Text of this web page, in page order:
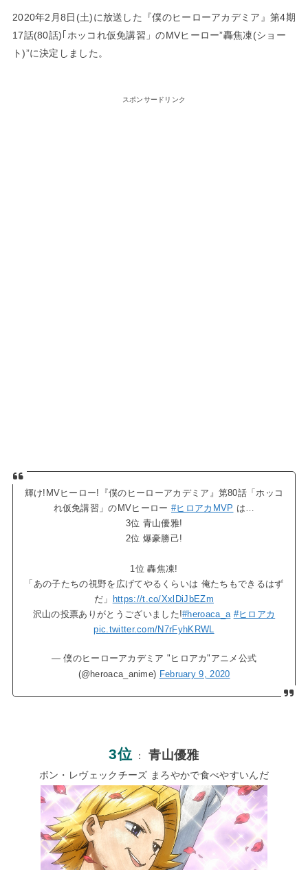
2020年2月8日(土)に放送した『僕のヒーローアカデミア』第4期
17話(80話)｢ホッコれ仮免講習」のMVヒーロー”轟焦凍(ショー
ト)”に決定しました。
スポンサードリンク
輝け!MVヒーロー!『僕のヒーローアカデミア』第80話「ホッコ
れ仮免講習」のMVヒーロー #ヒロアカMVP は…
3位 青山優雅!
2位 爆豪勝己!
1位 轟焦凍!
「あの子たちの視野を広げてやるくらいは 俺たちもできるはず
だ」
https://t.co/XxlDiJbEZm
沢山の投票ありがとうございました!#heroaca_a #ヒロアカ
pic.twitter.com/N7rFyhKRWL
— 僕のヒーローアカデミア "ヒロアカ"アニメ公式
(@heroaca_anime) February 9, 2020
3位 ： 青山優雅
ボン・レヴェックチーズ まろやかで食べやすいんだ